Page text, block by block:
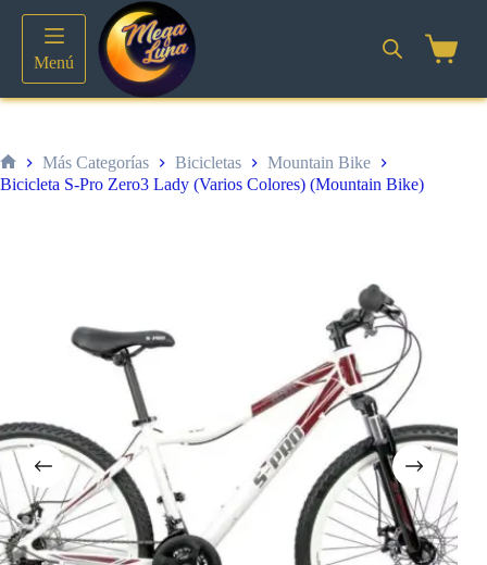
contenido
Menú
Inicio
Más Categorías Bicicletas
Mountain Bike
Bicicleta S-Pro Zero3 Lady (Varios Colores) (Mountain Bike)